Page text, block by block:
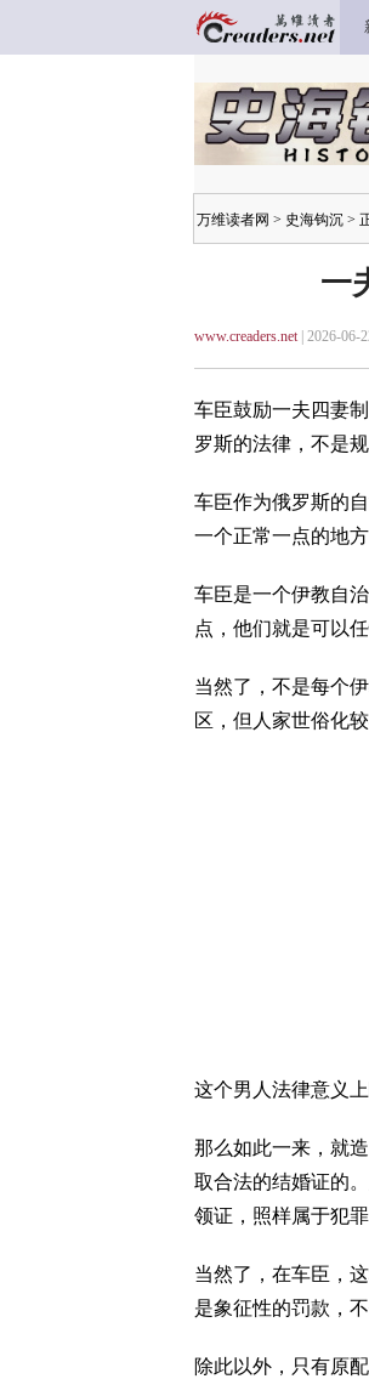
万维读者网 > 史海钩沉 >
一
www.creaders.net| 2026-06-
车臣鼓励一夫四妻
罗斯的法律，不是
车臣作为俄罗斯的
一个正常一点的地
车臣是一个伊教自
点，他们就是可以任
当然了，不是每个
区，但人家世俗化
这个男人法律意义
那么如此一来，就
取合法的结婚证的
领证，照样属于犯罪
当然了，在车臣，
是象征性的罚款，
除此以外，只有原